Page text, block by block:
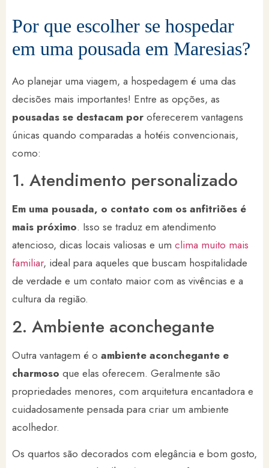
Por que escolher se hospedar
em uma pousada em Maresias?
Ao planejar uma viagem, a hospedagem é uma das
decisões mais importantes! Entre as opções, as
pousadas se destacam por oferecerem vantagens
únicas quando comparadas a hotéis convencionais,
como:
1. Atendimento personalizado
Em uma pousada, o contato com os anfitriões é
mais próximo. Isso se traduz em atendimento
atencioso, dicas locais valiosas e um clima muito mais
familiar, ideal para aqueles que buscam hospitalidade
de verdade e um contato maior com as vivências e a
cultura da região.
2. Ambiente aconchegante
Outra vantagem é o ambiente aconchegante e
charmoso que elas oferecem. Geralmente são
propriedades menores, com arquitetura encantadora e
cuidadosamente pensada para criar um ambiente
acolhedor.
Os quartos são decorados com elegância e bom gosto,